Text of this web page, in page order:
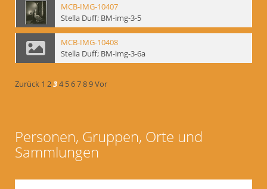
MCB-IMG-10407
Stella Duff; BM-img-3-5
MCB-IMG-10408
Stella Duff; BM-img-3-6a
Zurück 1 234 56789Vor
Personen, Gruppen, Orte und
Sammlungen